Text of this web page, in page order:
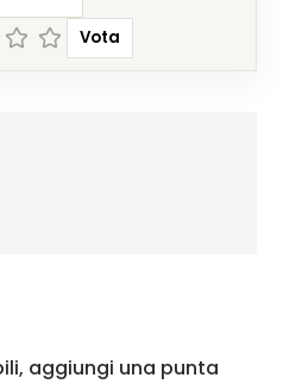
Vota
aggiungi una punta